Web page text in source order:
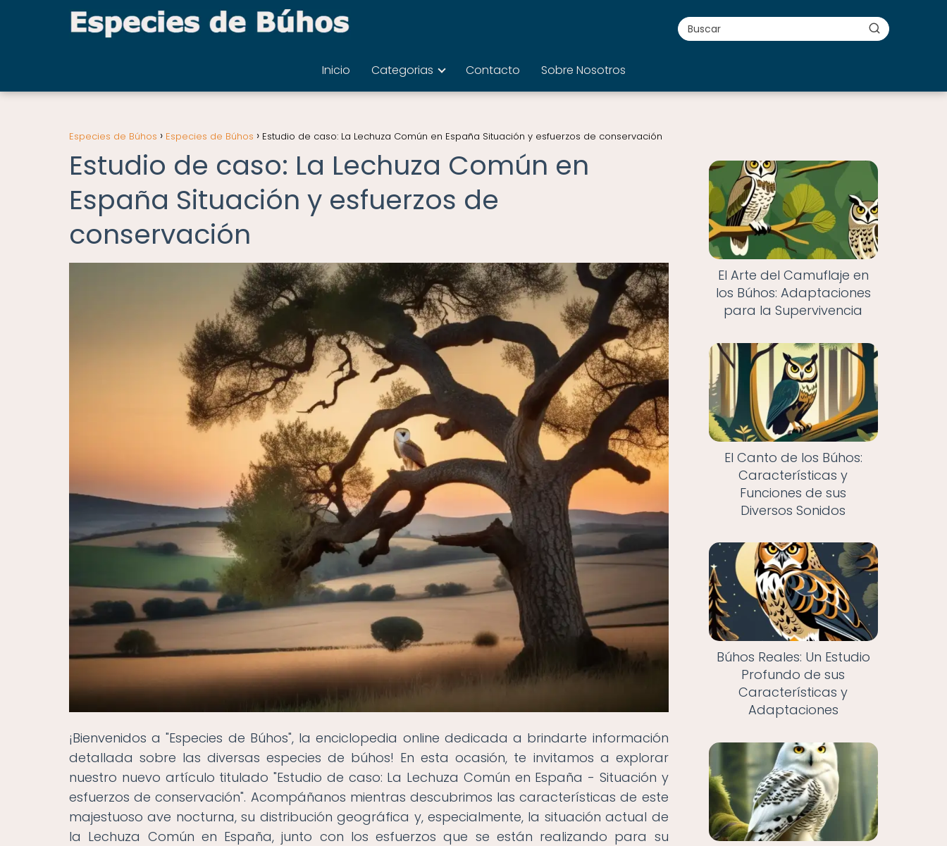
Inicio Categorias Contacto Sobre Nosotros
Especies de Búhos Especies de Búhos Estudio de caso: La Lechuza Común en España Situación y esfuerzos de conservación
Estudio de caso: La Lechuza Común en
España Situación y esfuerzos de
conservación
¡Bienvenidos a "Especies de Búhos", la enciclopedia online dedicada a brindarte información
detallada sobre las diversas especies de búhos! En esta ocasión, te invitamos a explorar
nuestro nuevo artículo titulado "Estudio de caso: La Lechuza Común en España - Situación y
esfuerzos de conservación". Acompáñanos mientras descubrimos las características de este
majestuoso ave nocturna, su distribución geográfica y, especialmente, la situación actual de
la Lechuza Común en España, junto con los esfuerzos que se están realizando para su
El Arte del Camuflaje en
los Búhos: Adaptaciones
para la Supervivencia
El Canto de los Búhos:
Características y
Funciones de sus
Diversos Sonidos
Búhos Reales: Un Estudio
Profundo de sus
Características y
Adaptaciones